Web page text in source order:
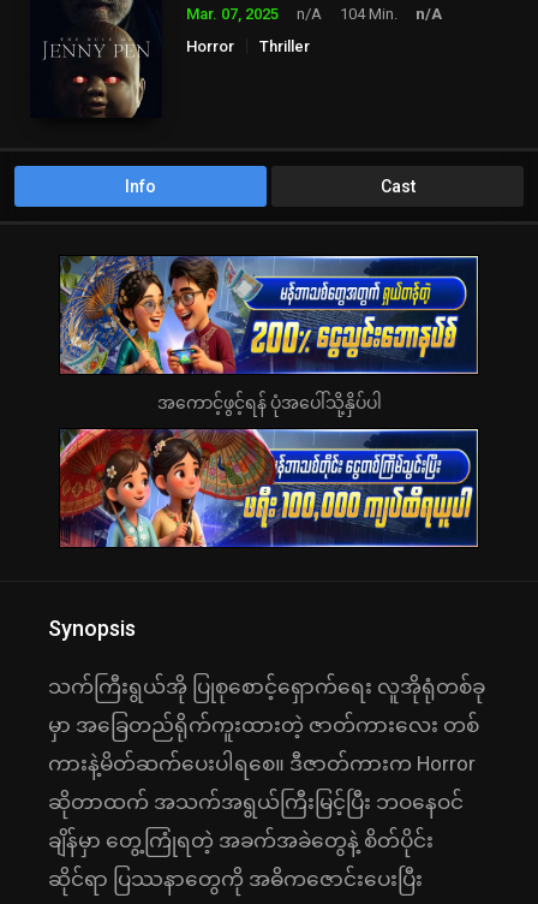
Mar. 07, 2025 n/A 104 Min.
n/A
Horror
Thriller
Info Cast
အကောင့်ဖွင့်ရန် ပုံအပေါ်သို့နှိပ်ပါ
Synopsis
သက်ကြီးရွယ်အို ပြုစုစောင့်ရှောက်ရေး လူအိုရုံတစ်ခု
မှာ အခြေတည်ရိုက်ကူးထားတဲ့ ဇာတ်ကားလေး တစ်
ကားနဲ့မိတ်ဆက်ပေးပါရစေ။ ဒီဇာတ်ကားက Horror
ဆိုတာထက် အသက်အရွယ်ကြီးမြင့်ပြီး ဘဝနေဝင်
ချိန်မှာ တွေ့ကြုံရတဲ့ အခက်အခဲတွေနဲ့ စိတ်ပိုင်း
ဆိုင်ရာ ပြဿနာတွေကို အဓိကဇောင်းပေးပြီး